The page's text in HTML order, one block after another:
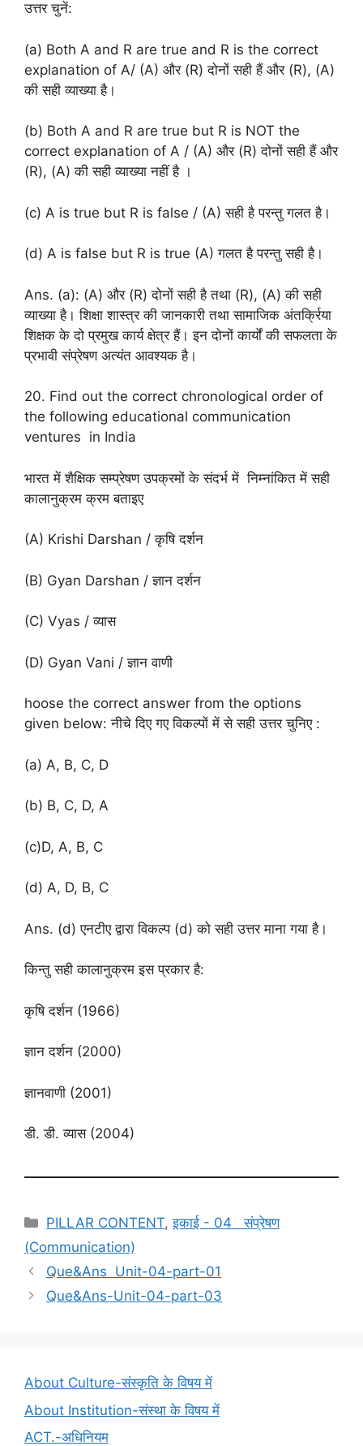
उत्तर चुनें:
(a) Both A and R are true and R is the correct
explanation of A/ (A) और (R) दोनों सही हैं और (R), (A)
की सही व्याख्या है।
(b) Both A and R are true but R is NOT the
correct explanation of A / (A) और (R) दोनों सही हैं और
(R), (A) की सही व्याख्या नहीं है ।
(c) A is true but R is false / (A) सही है परन्तु गलत है।
(d) A is false but R is true (A) गलत है परन्तु सही है।
Ans. (a): (A) और (R) दोनों सही है तथा (R), (A) की सही
व्याख्या है। शिक्षा शास्त्र की जानकारी तथा सामाजिक अंतर्क्रिया
शिक्षक के दो प्रमुख कार्य क्षेत्र हैं। इन दोनों कार्यों की सफलता के
प्रभावी संप्रेषण अत्यंत आवश्यक है।
20. Find out the correct chronological order of
the following educational communication
ventures in India
भारत में शैक्षिक सम्प्रेषण उपक्रमों के संदर्भ में निम्नांकित में सही
कालानुक्रम क्रम बताइए
(A) Krishi Darshan / कृषि दर्शन
(B) Gyan Darshan / ज्ञान दर्शन
(C) Vyas / व्यास
(D) Gyan Vani / ज्ञान वाणी
hoose the correct answer from the options
given below: नीचे दिए गए विकल्पों में से सही उत्तर चुनिए :
(a) A, B, C, D
(b) B, C, D, A
(c)D, A, B, C
(d) A, D, B, C
Ans. (d) एनटीए द्वारा विकल्प (d) को सही उत्तर माना गया है।
किन्तु सही कालानुक्रम इस प्रकार है:
कृषि दर्शन (1966)
ज्ञान दर्शन (2000)
ज्ञानवाणी (2001)
डी. डी. व्यास (2004)
Categories
PILLAR CONTENT,इकाई - 04 संप्रेषण
(Communication)
Que&Ans Unit-04-part-01
Que&Ans-Unit-04-part-03
About Culture-संस्कृति के विषय में
About Institution-संस्था के विषय में
ACT.-अधिनियम